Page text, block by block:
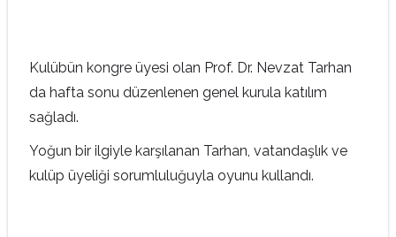
Kulübün kongre üyesi olan Prof. Dr. Nevzat Tarhan
da hafta sonu düzenlenen genel kurula katılım
sağladı.
Yoğun bir ilgiyle karşılanan Tarhan, vatandaşlık ve
kulüp üyeliği sorumluluğuyla oyunu kullandı.